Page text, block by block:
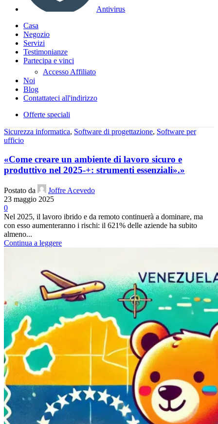
Antivirus
Casa
Negozio
Servizi
Testimonianze
Partecipa e vinci
Accesso Affiliato
Noi
Blog
Contattateci all'indirizzo
Offerte speciali
Sicurezza informatica, Software di progettazione, Software per
ufficio
«Come creare un ambiente di lavoro sicuro e
produttivo nel 2025-+: strumenti essenziali».»
Postato da
Joffre Acevedo
23 maggio 2025
0
Nel 2025, il lavoro ibrido e da remoto continuerà a dominare, ma
con esso aumenteranno i rischi: il 621% delle aziende ha subito
almeno...
Continua a leggere